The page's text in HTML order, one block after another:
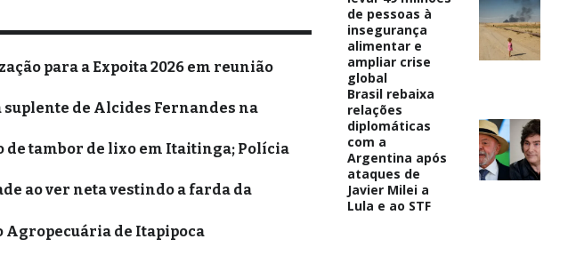
para a Expoita 2026 em reunião
de Alcides Fernandes na
tambor de lixo em Itaitinga; Polícia
ao ver neta vestindo a farda da
Agropecuária de Itapipoca
de pessoas à
insegurança
alimentar e
ampliar crise
global
Brasil rebaixa
relações
diplomáticas
com a
Argentina após
ataques de
Javier Milei a
Lula e ao STF